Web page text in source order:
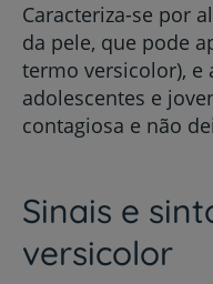
Caracteriza-se por
da pele, que pode
termo versicolor), e
adolescentes e
contagiosa e não
Sinais e
versicolor